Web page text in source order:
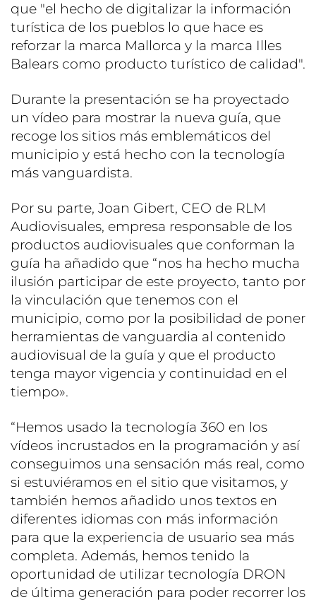
que "el hecho de digitalizar la información
turística de los pueblos lo que hace es
reforzar la marca Mallorca y la marca Illes
Balears como producto turístico de calidad".
Durante la presentación se ha proyectado
un vídeo para mostrar la nueva guía, que
recoge los sitios más emblemáticos del
municipio y está hecho con la tecnología
más vanguardista.
Por su parte, Joan Gibert, CEO de RLM
Audiovisuales, empresa responsable de los
productos audiovisuales que conforman la
guía ha añadido que “nos ha hecho mucha
ilusión participar de este proyecto, tanto por
la vinculación que tenemos con el
municipio, como por la posibilidad de poner
herramientas de vanguardia al contenido
audiovisual de la guía y que el producto
tenga mayor vigencia y continuidad en el
tiempo».
“Hemos usado la tecnología 360 en los
vídeos incrustados en la programación y así
conseguimos una sensación más real, como
si estuviéramos en el sitio que visitamos, y
también hemos añadido unos textos en
diferentes idiomas con más información
para que la experiencia de usuario sea más
completa. Además, hemos tenido la
oportunidad de utilizar tecnología DRON
de última generación para poder recorrer los